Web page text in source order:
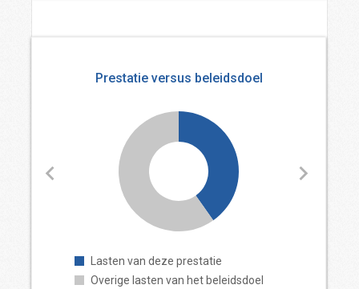
Prestatie versus beleidsdoel
Lasten van deze prestatie
Overige lasten van het beleidsdoel